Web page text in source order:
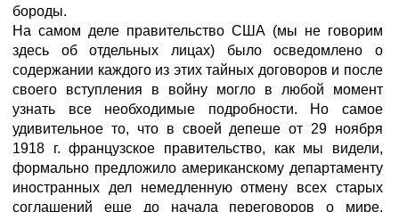
бороды.
На самом деле правительство США (мы не говорим
здесь об отдельных лицах) было осведомлено о
содержании каждого из этих тайных договоров и после
своего вступления в войну могло в любой момент
узнать все необходимые подробности. Но самое
удивительное то, что в своей депеше от 29 ноября
1918 г. французское правительство, как мы видели,
формально предложило американскому департаменту
иностранных дел немедленную отмену всех старых
соглашений еще до начала переговоров о мире,